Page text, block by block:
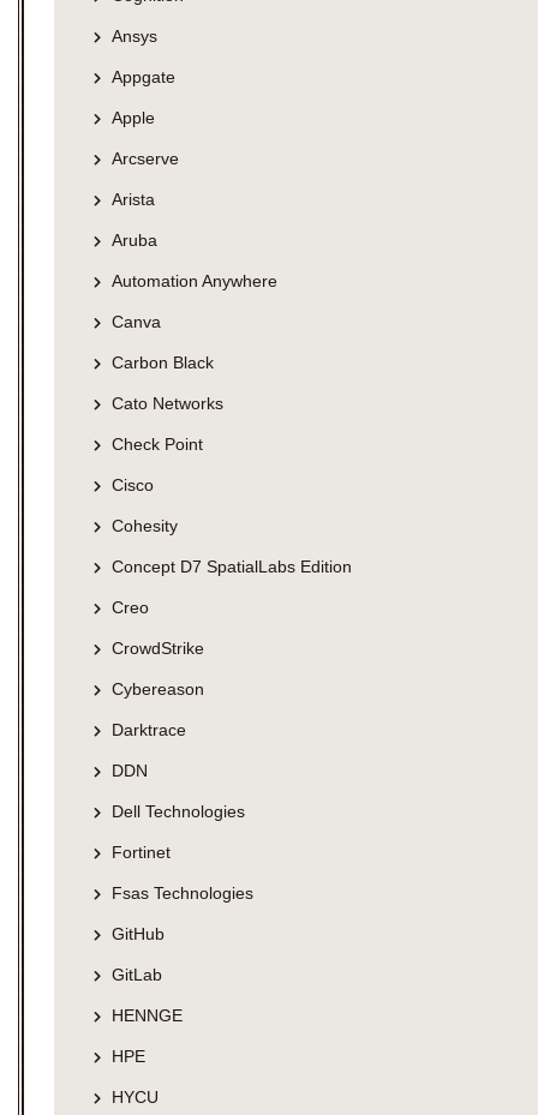
Ansys
Appgate
Apple
Arcserve
Arista
Aruba
Automation Anywhere
Canva
Carbon Black
Cato Networks
Check Point
Cisco
Cohesity
Concept D7 SpatialLabs Edition
Creo
CrowdStrike
Cybereason
Darktrace
DDN
Dell Technologies
Fortinet
Fsas Technologies
GitHub
GitLab
HENNGE
HPE
HYCU